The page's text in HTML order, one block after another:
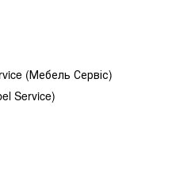
(Мебель Сервіс)
Service)